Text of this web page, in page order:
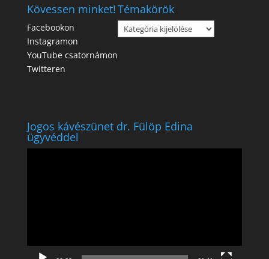
Kövessen minket!
Facebookon
Instagramon
YouTube csatornámon
Twitteren
Témakörök
Témakörök
Jogos kávészünet dr. Fülöp Edina
ügyvéddel